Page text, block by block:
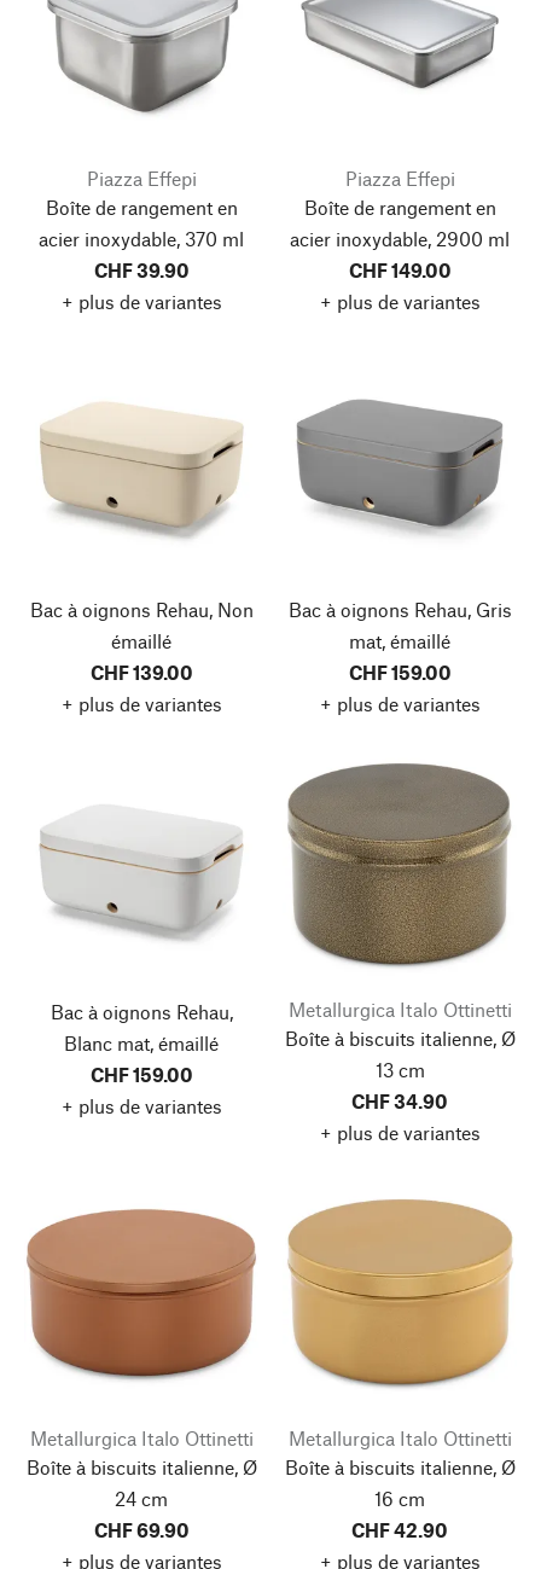
Piazza Effepi
Boîte de rangement en
acier inoxydable, 370 ml
CHF 39.90
+ plus de variantes
Piazza Effepi
Boîte de rangement en
acier inoxydable, 2900 ml
CHF 149.00
+ plus de variantes
Bac à oignons Rehau, Non
émaillé
CHF 139.00
+ plus de variantes
Bac à oignons Rehau, Gris
mat, émaillé
CHF 159.00
+ plus de variantes
Bac à oignons Rehau,
Blanc mat, émaillé
CHF 159.00
+ plus de variantes
Metallurgica Italo Ottinetti
Boîte à biscuits italienne, Ø
13 cm
CHF 34.90
+ plus de variantes
Metallurgica Italo Ottinetti
Boîte à biscuits italienne, Ø
24 cm
CHF 69.90
+ plus de variantes
Metallurgica Italo Ottinetti
Boîte à biscuits italienne, Ø
16 cm
CHF 42.90
+ plus de variantes